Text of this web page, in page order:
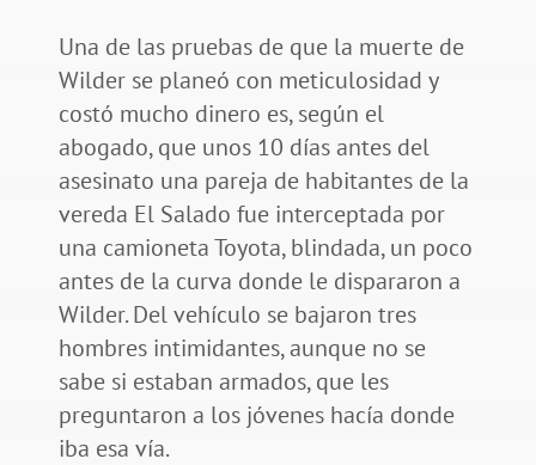
Una de las pruebas de que la muerte de
Wilder se planeó con meticulosidad y
costó mucho dinero es, según el
abogado, que unos 10 días antes del
asesinato una pareja de habitantes de la
vereda El Salado fue interceptada por
una camioneta Toyota, blindada, un poco
antes de la curva donde le dispararon a
Wilder. Del vehículo se bajaron tres
hombres intimidantes, aunque no se
sabe si estaban armados, que les
preguntaron a los jóvenes hacía donde
iba esa vía.